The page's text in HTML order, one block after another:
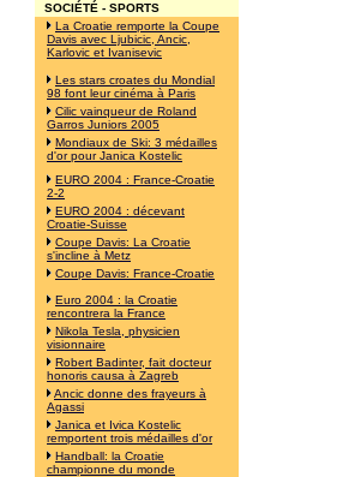
SOCIÉTÉ - SPORTS
La Croatie remporte la Coupe
Davis avec Ljubicic, Ancic,
Karlovic et Ivanisevic
Les stars croates du Mondial
98 font leur cinéma à Paris
Cilic vainqueur de Roland
Garros Juniors 2005
Mondiaux de Ski: 3 médailles
d'or pour Janica Kostelic
EURO 2004 : France-Croatie
2-2
EURO 2004 : décevant
Croatie-Suisse
Coupe Davis: La Croatie
s'incline à Metz
Coupe Davis: France-Croatie
Euro 2004 : la Croatie
rencontrera la France
Nikola Tesla, physicien
visionnaire
Robert Badinter, fait docteur
honoris causa à Zagreb
Ancic donne des frayeurs à
Agassi
Janica et Ivica Kostelic
remportent trois médailles d'or
Handball: la Croatie
championne du monde